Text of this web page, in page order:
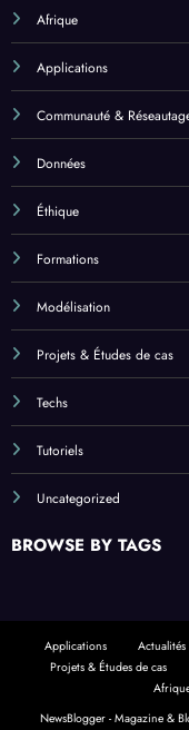
Afrique
Applications
Communauté &
Données
Éthique
Formations
Modélisation
Projets & Études de cas
Techs
Tutoriels
Uncategorized
BROWSE BY TAGS
Applications Actualités
Projets & Études de cas
NewsBlogger - Magazine &